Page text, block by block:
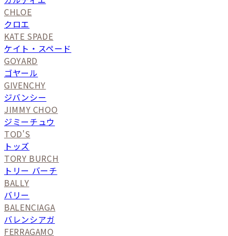
CHLOE
クロエ
KATE SPADE
ケイト・スペード
GOYARD
ゴヤール
GIVENCHY
ジバンシー
JIMMY CHOO
ジミーチュウ
TOD'S
トッズ
TORY BURCH
トリー バーチ
BALLY
バリー
BALENCIAGA
バレンシアガ
FERRAGAMO